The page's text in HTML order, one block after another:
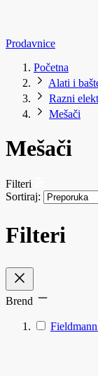
Prodavnice
Početna
Alati i
Razni
Mešači
Mešači
Filteri
Sortiraj:
Filteri
Brend
Fieldmann